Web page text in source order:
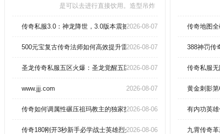
是可以去进行直接饮用。造型吊炸
携拉风的装扮，驰骋修真战场，繁
且不同的流派，令玩家感受的爽快
特效炸裂屏幕，无限转职由你搭
同台竞技，横扫诸天，书写你的"传
传奇私服3.0：神龙降世，3.0版本震撼开启！
2026-08-07
500元宝复古传奇法师如何高效提升雷电术伤害
2026-08-07
圣龙传奇私服五区火爆：圣龙觉醒五区盛典，王者之冠震撼来袭！
2026-08-07
www.jjj.com 2026-08-07
传奇如何调属性碾压祖玛教主的独家技巧？2026-08-06
传奇180刚开3秒新手必学战士英雄烈火剑法速成指南
2026-08-06
传奇地图
388神罚传
传奇私服
黄金刺影
有内功英
九霄传奇